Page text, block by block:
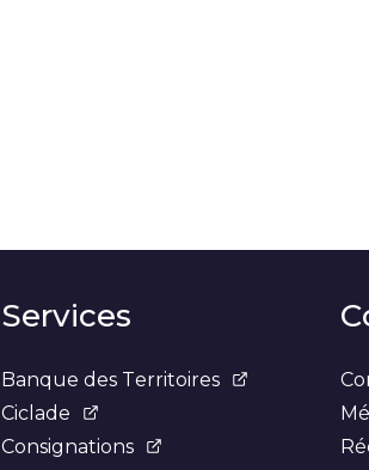
Services
Banque des Territoires
Ciclade
Consignations